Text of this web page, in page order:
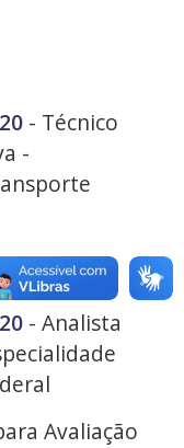
- Técnico
-
- Analista
Avaliação